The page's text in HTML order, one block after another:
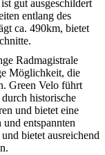
gut ausgeschildert
entlang des
ca. 490km, bietet
Radmagistrale
Möglichkeit, die
Green Velo führt
historische
und bietet eine
entspannten
bietet ausreichend